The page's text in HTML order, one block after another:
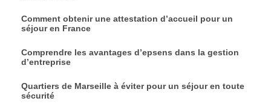
Comment obtenir une attestation d’accueil pour un
séjour en France
Comprendre les avantages d’epsens dans la gestion
d’entreprise
Quartiers de Marseille à éviter pour un séjour en toute
sécurité